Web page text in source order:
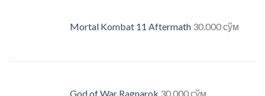
Mortal Kombat 11 Aftermath 30.000сўм
God of War Ragnarok 30.000сўм